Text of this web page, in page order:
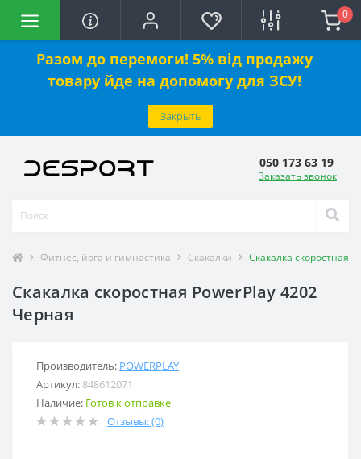
Разом до перемоги! 5% від продажу
товару йде на допомогу для ЗСУ!
Закрыть
0
050 173 63 19
Заказать звонок
Фитнес, йога и гимнастика Скакалки Скакалка скоростная
Скакалка скоростная PowerPlay 4202
Черная
Производитель: POWERPLAY
Артикул: 848612071
Наличие: Готов к отправке
Отзывы: (0)